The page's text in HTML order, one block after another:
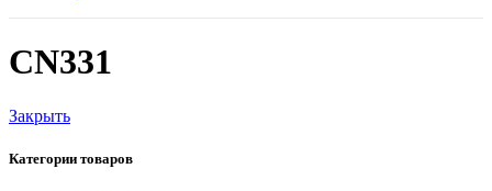
CN331
Закрыть
Категории товаров